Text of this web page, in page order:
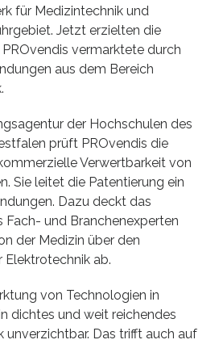
für Medizintechnik und
Jetzt erzielten die
vermarktete durch
aus dem Bereich
der Hochschulen des
prüft PROvendis die
Verwertbarkeit von
Sie leitet die Patentierung ein
Dazu deckt das
Fach- und Branchenexperten
der Medizin über den
Elektrotechnik ab.
von Technologien in
dichtes und weit reichendes
unverzichtbar. Das trifft auch auf